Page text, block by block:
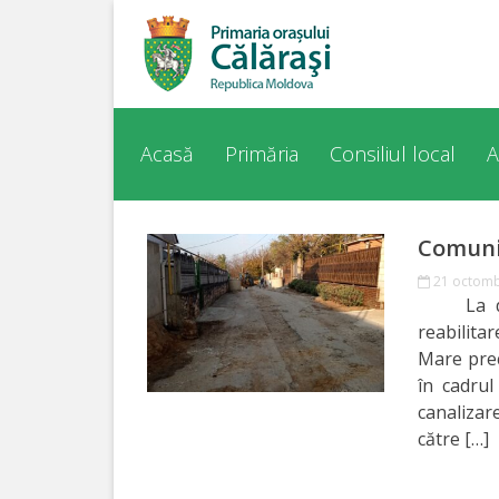
orașul
Călărași
Orașului
Personalități
Acasă Primăria Consiliul local
21
La
Mare
în
către […]